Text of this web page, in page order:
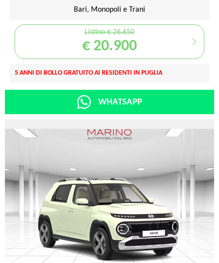
Bari, Monopoli e Trani
Listino € 26.650
€ 20.900
5 ANNI DI BOLLO GRATUITO AI RESIDENTI IN PUGLIA
WHATSAPP